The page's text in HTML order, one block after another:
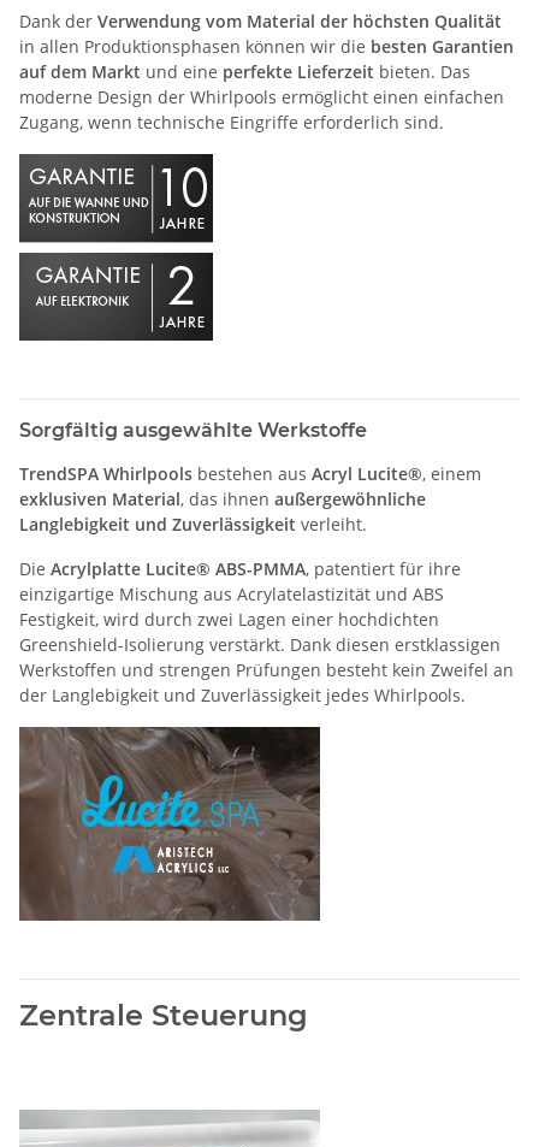
Dank der Verwendung vom Material der höchsten Qualität
in allen Produktionsphasen können wir die besten Garantien
auf dem Markt und eine perfekte Lieferzeit bieten. Das
moderne Design der Whirlpools ermöglicht einen einfachen
Zugang, wenn technische Eingriffe erforderlich sind.
Sorgfältig ausgewählte Werkstoffe
TrendSPA Whirlpools bestehen aus Acryl Lucite®, einem
exklusiven Material, das ihnen außergewöhnliche
Langlebigkeit und Zuverlässigkeit verleiht.
Die Acrylplatte Lucite® ABS-PMMA, patentiert für ihre
einzigartige Mischung aus Acrylatelastizität und ABS
Festigkeit, wird durch zwei Lagen einer hochdichten
Greenshield-Isolierung verstärkt. Dank diesen erstklassigen
Werkstoffen und strengen Prüfungen besteht kein Zweifel an
der Langlebigkeit und Zuverlässigkeit jedes Whirlpools.
Zentrale Steuerung